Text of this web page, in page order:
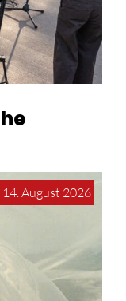
14. August 2026